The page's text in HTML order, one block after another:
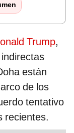
Trump,
están
de los
tentativo
recientes.